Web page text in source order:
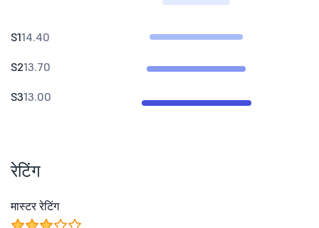
S114.40
S213.70
S313.00
रेटिंग
मास्टर रेटिंग